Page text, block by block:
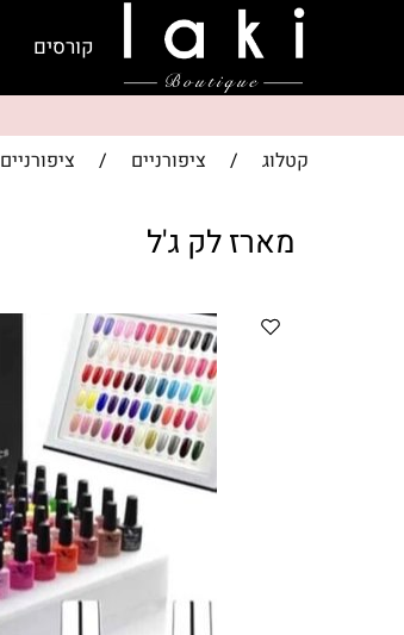
קורסים
קטלוג / ציפורניים / ציפורניים
מארז לק ג'ל